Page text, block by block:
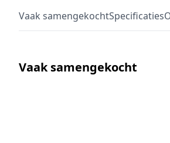
Vaak samengekochtSpecificaties
Vaak samengekocht